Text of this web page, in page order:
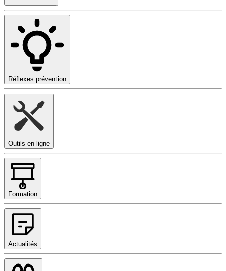
Réflexes prévention
Outils en ligne
Formation
Actualités